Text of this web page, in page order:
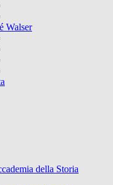
Walser
della Storia